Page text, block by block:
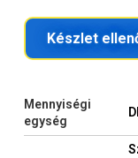
Mennyiségi
egység